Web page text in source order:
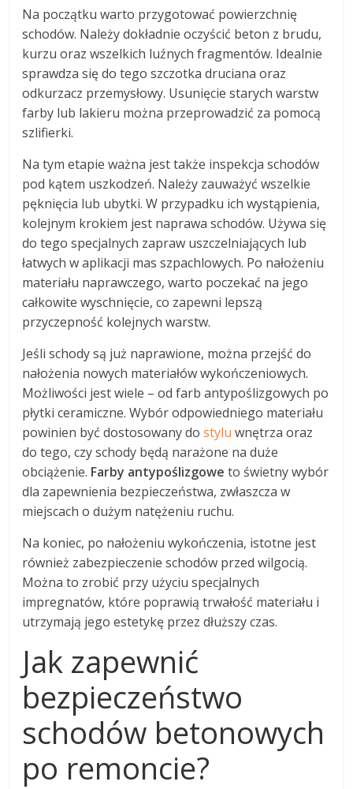
Na początku warto przygotować powierzchnię
schodów. Należy dokładnie oczyścić beton z brudu,
kurzu oraz wszelkich luźnych fragmentów. Idealnie
sprawdza się do tego szczotka druciana oraz
odkurzacz przemysłowy. Usunięcie starych warstw
farby lub lakieru można przeprowadzić za pomocą
szlifierki.
Na tym etapie ważna jest także inspekcja schodów
pod kątem uszkodzeń. Należy zauważyć wszelkie
pęknięcia lub ubytki. W przypadku ich wystąpienia,
kolejnym krokiem jest naprawa schodów. Używa się
do tego specjalnych zapraw uszczelniających lub
łatwych w aplikacji mas szpachlowych. Po nałożeniu
materiału naprawczego, warto poczekać na jego
całkowite wyschnięcie, co zapewni lepszą
przyczepność kolejnych warstw.
Jeśli schody są już naprawione, można przejść do
nałożenia nowych materiałów wykończeniowych.
Możliwości jest wiele – od farb antypoślizgowych po
płytki ceramiczne. Wybór odpowiedniego materiału
powinien być dostosowany dostylu wnętrza oraz
do tego, czy schody będą narażone na duże
obciążenie. Farby antypoślizgowe to świetny wybór
dla zapewnienia bezpieczeństwa, zwłaszcza w
miejscach o dużym natężeniu ruchu.
Na koniec, po nałożeniu wykończenia, istotne jest
również zabezpieczenie schodów przed wilgocią.
Można to zrobić przy użyciu specjalnych
impregnatów, które poprawią trwałość materiału i
utrzymają jego estetykę przez dłuższy czas.
Jak zapewnić
bezpieczeństwo
schodów betonowych
po remoncie?